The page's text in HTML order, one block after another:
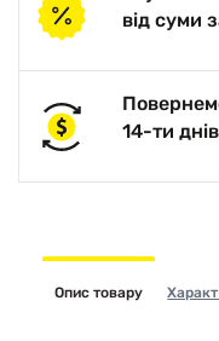
від суми
14-ти
Опис товару